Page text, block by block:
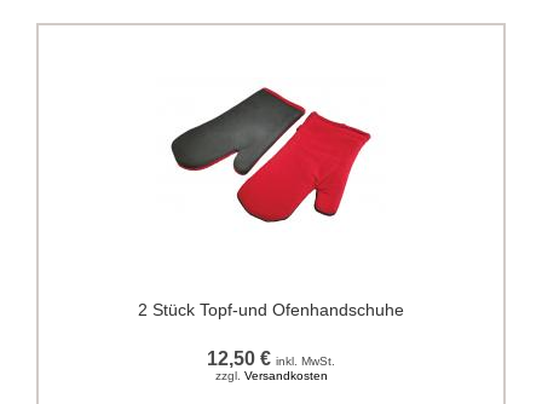
2 Stück Topf-und Ofenhandschuhe
12,50 € inkl. MwSt.
zzgl. Versandkosten